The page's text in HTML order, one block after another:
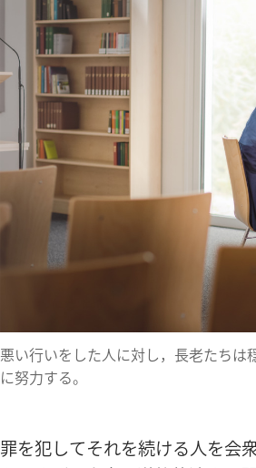
悪い行いをした人に対し， 長老たちは
に努力する。
罪を犯してそれを続ける人を会